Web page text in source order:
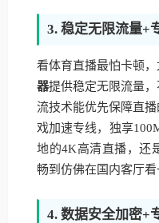
3. 稳定无限流量+
看体育直播最怕卡顿，
器提供稳定无限流量
流技术能优先保障直
戏加速专线，独享
地的4K高清直播，还
畅到仿佛在国内客厅看
4. 数据安全加密+